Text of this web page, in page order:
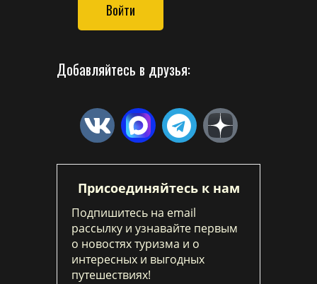
Войти
Добавляйтесь в друзья:
Присоединяйтесь к нам
Подпишитесь на email
рассылку и узнавайте первым
о новостях туризма и о
интересных и выгодных
путешествиях!